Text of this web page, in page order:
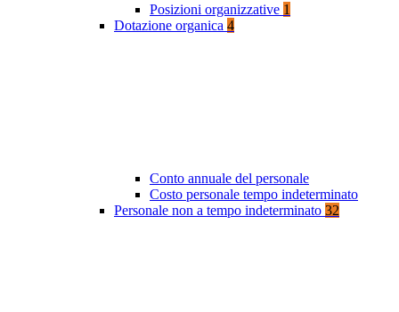
Posizioni organizzative 1
Dotazione organica 4
Conto annuale del personale
Costo personale tempo indeterminato
Personale non a tempo indeterminato 32